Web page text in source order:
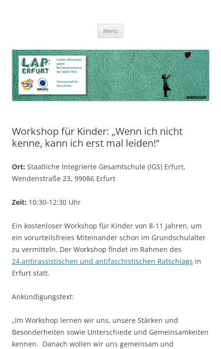
Lokaler Aktionsplan gegen Rechtsextremismus der Stadt Erfurt – Zur
Stärkung der Vielfalt, Toleranz und Demokratie
Menü
Workshop für Kinder: „Wenn ich nicht
kenne, kann ich erst mal leiden!“
Ort: Staatliche Integrierte Gesamtschule (IGS) Erfurt,
Wendenstraße 23, 99086 Erfurt
Zeit: 10:30-12:30 Uhr
Ein kostenloser Workshop für Kinder von 8-11 Jahren, um
ein vorurteilsfreies Miteinander schon im Grundschulalter
zu vermitteln. Der Workshop findet im Rahmen des
24.antirassistischen und antifaschistischen Ratschlags in
Erfurt statt.
Ankündigungstext:
„Im Workshop lernen wir uns, unsere Stärken und
Besonderheiten sowie Unterschiede und Gemeinsamkeiten
kennen. Danach wollen wir uns gemeinsam und